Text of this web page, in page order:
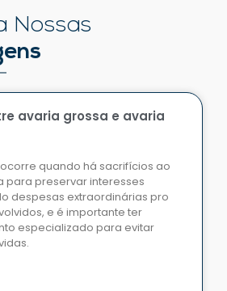
Nossas
avaria grossa e avaria
quando há sacrifícios ao
para preservar interesses
despesas extraordinárias pro
e é importante ter
especializado para evitar